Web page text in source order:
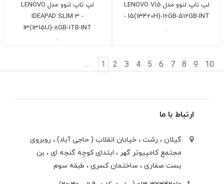
لپ تاپ لنوو مدل LENOVO V15
- I5(13420H)-16GB-512GB-INT
-
لپ تاپ لنوو مدل LENOVO
IDEAPAD SLIM 3 -
I3(1315U)-8GB-1TB-INT
-
1 2 3 4 5 6 7 8 9 10
...
ارتباط با ما
گیلان ، رشت ، خيابان انقلاب ( حاجی آباد) ، روبروی
مجتمع كامپيوتر گهر ، ابتدای كوچه گنجه ای ، بن
بست صفاری ، ساختمان كسری ، طبقه سوم